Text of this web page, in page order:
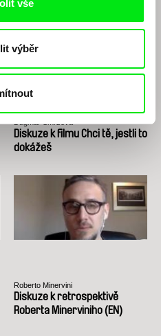
vše
výběr
Dagmar Smržová
Diskuze k filmu Chci tě, jestli to
dokážeš
Roberto Minervini
Diskuze k retrospektivě
Roberta Minerviniho (EN)